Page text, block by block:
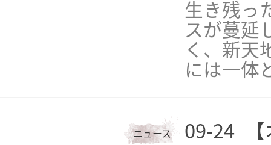
生き残っ
スが蔓延
く、新天
には一体
ニュース 09-24